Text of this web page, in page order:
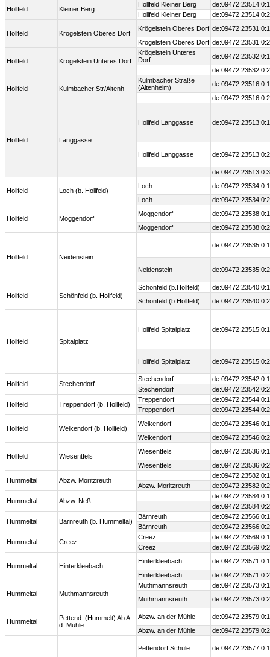
Hollfeld Kleiner Berg
Hollfeld Kleiner Berg
de:09472:23514:0:1
Hollfeld Kleiner Berg
de:09472:23514:0:2
Hollfeld Krögelstein Oberes Dorf
Krögelstein Oberes Dorf de:09472:23531:0:1
Krögelstein Oberes Dorf de:09472:23531:0:2
Hollfeld Krögelstein Unteres Dorf
Krögelstein Unteres
Dorf
de:09472:23532:0:1
de:09472:23532:0:2
Hollfeld Kulmbacher Str/Altenh
Kulmbacher Straße
(Altenheim)
de:09472:23516:0:1
de:09472:23516:0:2
Hollfeld Langgasse
Hollfeld Langgasse de:09472:23513:0:1
Hollfeld Langgasse de:09472:23513:0:2
de:09472:23513:0:3
Hollfeld Loch (b. Hollfeld)
Loch
de:09472:23534:0:1
Loch
de:09472:23534:0:2
Hollfeld Moggendorf
Moggendorf
de:09472:23538:0:1
Moggendorf
de:09472:23538:0:2
Hollfeld Neidenstein
de:09472:23535:0:1
Neidenstein de:09472:23535:0:2
Hollfeld Schönfeld (b. Hollfeld)
Schönfeld (b.Hollfeld)
de:09472:23540:0:1
Schönfeld (b.Hollfeld)
de:09472:23540:0:2
Hollfeld Spitalplatz
Hollfeld Spitalplatz de:09472:23515:0:1
Hollfeld Spitalplatz de:09472:23515:0:2
Hollfeld Stechendorf
Stechendorf
de:09472:23542:0:1
Stechendorf
de:09472:23542:0:2
Hollfeld Treppendorf (b. Hollfeld)
Treppendorf
de:09472:23544:0:1
Treppendorf
de:09472:23544:0:2
Hollfeld Welkendorf (b. Hollfeld)
Welkendorf
de:09472:23546:0:1
Welkendorf
de:09472:23546:0:2
Hollfeld Wiesentfels
Wiesentfels
de:09472:23536:0:1
Wiesentfels
de:09472:23536:0:2
Hummeltal Abzw. Moritzreuth
de:09472:23582:0:1
Abzw. Moritzreuth
de:09472:23582:0:2
Hummeltal Abzw. Neß
de:09472:23584:0:1
de:09472:23584:0:2
Hummeltal Bärnreuth (b. Hummeltal)
Bärnreuth
de:09472:23566:0:1
Bärnreuth
de:09472:23566:0:2
Hummeltal Creez
Creez
de:09472:23569:0:1
Creez
de:09472:23569:0:2
Hummeltal Hinterkleebach
Hinterkleebach
de:09472:23571:0:1
Hinterkleebach
de:09472:23571:0:2
Hummeltal Muthmannsreuth
Muthmannsreuth
de:09472:23573:0:1
Muthmannsreuth
de:09472:23573:0:2
Hummeltal
Pettend. (Hummelt) Ab A.
d. Mühle
Abzw. an der Mühle
de:09472:23579:0:1
Abzw. an der Mühle
de:09472:23579:0:2
Pettendorf Schule de:09472:23577:0:1